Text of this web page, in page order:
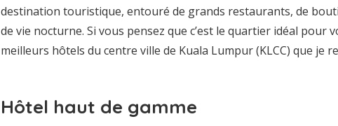
destination touristique, entouré de grands restaurants, de
de vie nocturne. Si vous pensez que c’est le quartier idéal pour
meilleurs hôtels du centre ville de Kuala Lumpur (KLCC) que je
Hôtel haut de gamme